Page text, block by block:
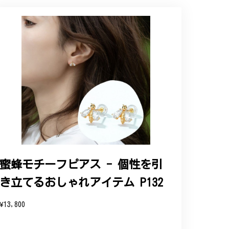
という印象を受けました。予想通り、届い
そして当店を信頼いただけたことを大
様にご満足頂けるサービスを心がけて
し上げます。
蜜蜂モチーフピアス - 個性を引
き立てるおしゃれアイテム P132
¥13,800